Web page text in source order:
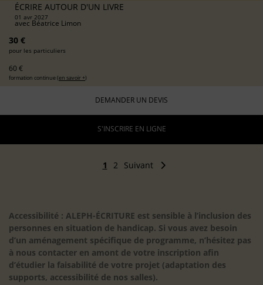
ÉCRIRE AUTOUR D'UN LIVRE
01 avr 2027
avec Béatrice Limon
30 €
pour les particuliers
60 €
formation continue (en savoir +)
DEMANDER UN DEVIS
S'INSCRIRE EN LIGNE
1 2 Suivant
Accessibilité : ALEPH-ÉCRITURE est sensible à l’inclusion des
personnes en situation de handicap. Si vous avez besoin
d’un aménagement spécifique de programme, n’hésitez pas
à nous contacter en amont de votre inscription afin
d’étudier la faisabilité de votre projet (adaptation des
supports, accessibilité de nos salles).